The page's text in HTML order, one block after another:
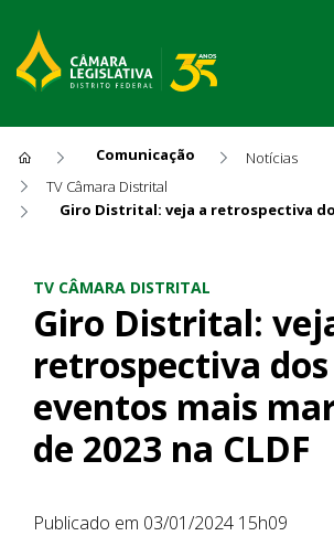
Comunicação
Notícias
TV Câmara Distrital
TV CÂMARA DISTRITAL
Giro Distrital:
retrospectiva dos
eventos mais
de 2023 na CLDF
Publicado em 03/01/2024 15h09